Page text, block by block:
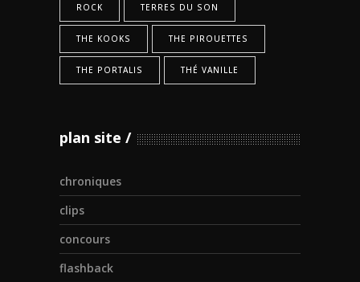
ROCK TERRES DU SON
THE KOOKS THE PIROUETTES
THE PORTALIS THÉ VANILLE
plan site
chroniques
clips
concours
flashback